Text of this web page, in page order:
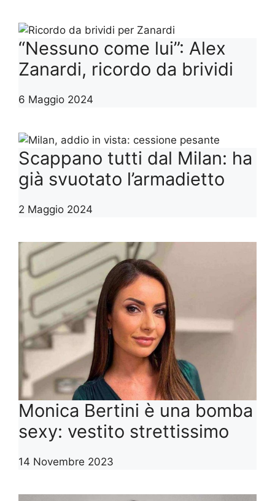
“Nessuno come lui”: Alex
Zanardi, ricordo da brividi
6 Maggio 2024
Scappano tutti dal Milan: ha
già svuotato l’armadietto
2 Maggio 2024
Monica Bertini è una bomba
sexy: vestito strettissimo
14 Novembre 2023